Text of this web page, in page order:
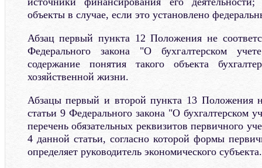
объекты в случае, если это установлено
Абзац первый пункта 12 Положения не
Федерального закона "О бухгалтерском
содержание понятия такого объекта
хозяйственной жизни.
Абзацы первый и второй пункта 13 Положения
статьи 9 Федерального закона "О бухгалтерском
перечень обязательных реквизитов первичного
4 данной статьи, согласно которой формы
определяет руководитель экономического субъекта.